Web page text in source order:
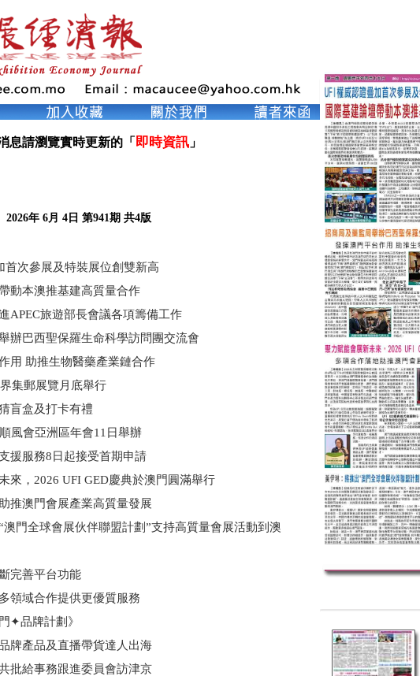
息請瀏覽實時更新的「 即時資訊」
年 6月 4日 第941期 共4版
首次參展及特裝展位創雙新高
動本澳推基建高質量合作
APEC旅遊部長會議各項籌備工作
辦巴西聖保羅生命科學訪問團交流會
用 助推生物醫藥產業鏈合作
集郵展覽月底舉行
盲盒及打卡有禮
風會亞洲區年會11日舉辦
援服務8日起接受首期申請
來，2026 UFI GED慶典於澳門圓滿舉行
推澳門會展產業高質量發展
澳門全球會展伙伴聯盟計劃”支持高質量會展活動到澳
完善平台功能
領域合作提供更優質服務
✦品牌計劃》
牌產品及直播帶貨達人出海
批給事務跟進委員會訪津京